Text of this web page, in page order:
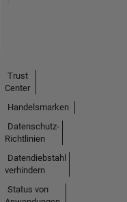
Trust
Center
Handelsmarken
Datenschutz-
Richtlinien
Datendiebstahl
verhindern
Status von